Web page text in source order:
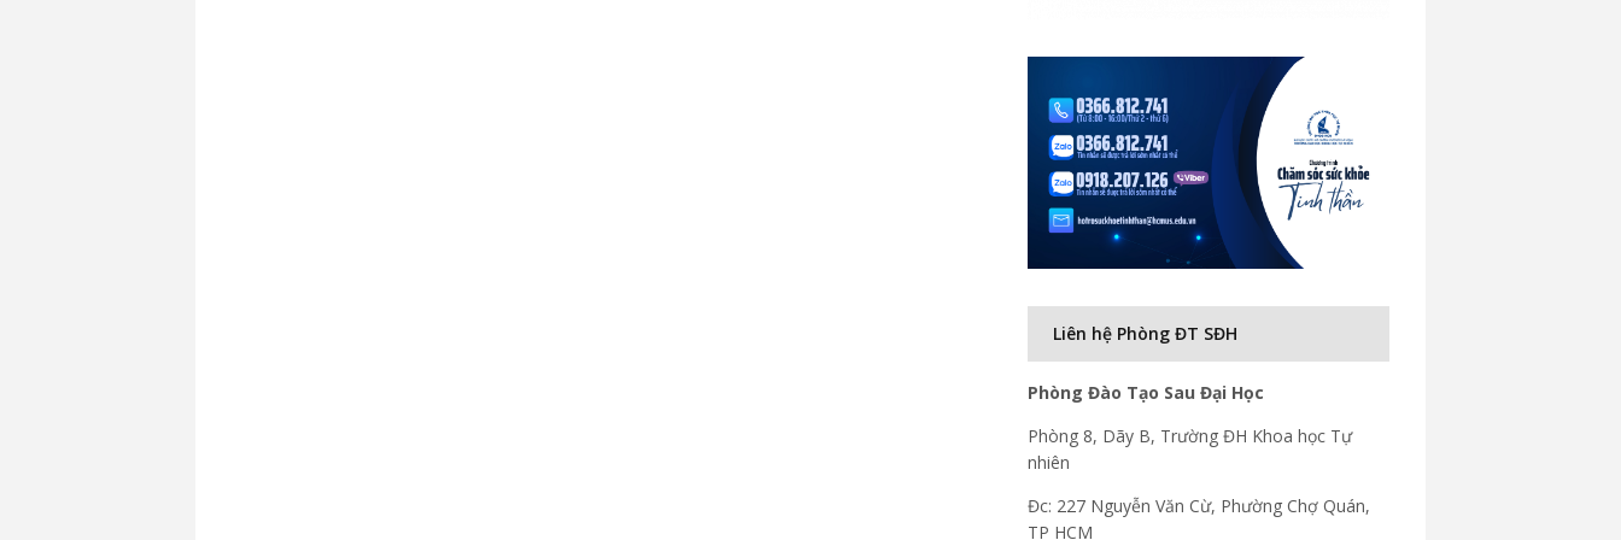
Liên hệ Phòng ĐT SĐH
Phòng Đào Tạo Sau Đại Học
Phòng 8, Dãy B, Trường ĐH Khoa học Tự
nhiên
Đc: 227 Nguyễn Văn Cừ, Phường Chợ Quán,
TP HCM